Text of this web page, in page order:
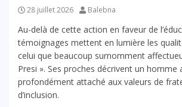
28 juillet 2026 Balebna
Au-delà de cette action en faveur de
témoignages mettent en lumière les
celui que beaucoup surnomment
Presi ». Ses proches décrivent un homme
profondément attaché aux valeurs de
d’inclusion.